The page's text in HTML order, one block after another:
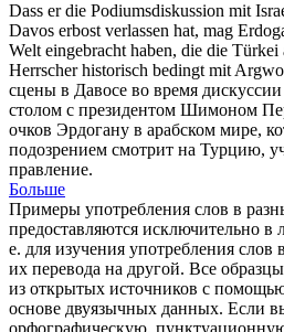
Dass er die Podiumsdiskussion mit
Davos erbost verlassen hat, mag
Welt eingebracht haben, die die Türkei
Herrscher historisch bedingt mit
сцены в Давосе во время
столом с президентом Шимоном
очков Эрдогану в арабском мире,
подозрением смотрит на Турцию,
правление.
Больше
Примеры употребления слов в
предоставляются исключительно в
е. для изучения употребления слов
их перевода на другой. Все
из открытых источников с
основе двуязычных данных. Если